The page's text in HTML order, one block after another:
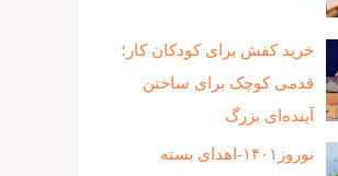
خرید کفش برای کودکان کار؛
قدمی کوچک برای ساختن
آینده‌ای بزرگ
نوروز۱۴۰۱-اهدای بسته